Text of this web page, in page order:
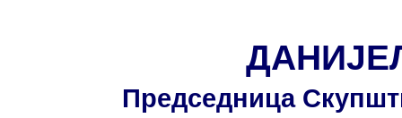
Председница